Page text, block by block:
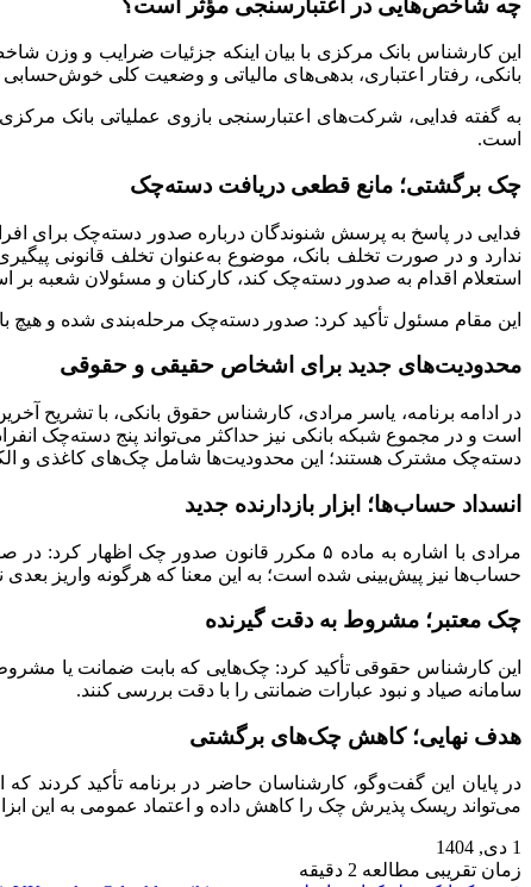
این کارشناس بانک مرکزی با بیان اینکه جزئیات ضرایب و وزن
بانکی، رفتار اعتباری، بدهی‌های مالیاتی و وضعیت کلی خوش‌حسابی
به گفته فدایی، شرکت‌های اعتبارسنجی بازوی عملیاتی بانک
است.
چک برگشتی؛ مانع قطعی دریافت دسته‌چک
فدایی در پاسخ به پرسش شنوندگان درباره صدور دسته‌چک برای
ندارد و در صورت تخلف بانک، موضوع به‌عنوان تخلف قانونی
استعلام اقدام به صدور دسته‌چک کند، کارکنان و مسئولان شعبه
این مقام مسئول تأکید کرد: صدور دسته‌چک مرحله‌بندی شده و هیچ بانکی حق ندارد برای
محدودیت‌های جدید برای اشخاص حقیقی و حقوقی
در ادامه برنامه، یاسر مرادی، کارشناس حقوق بانکی، با
دسته‌چک مشترک هستند؛ این محدودیت‌ها شامل چک‌های کاغذی و
انسداد حساب‌ها؛ ابزار بازدارنده جدید
مرادی با اشاره به ماده ۵ مکرر قانون
حساب‌ها نیز پیش‌بینی شده است؛ به این معنا که هرگونه واریز
چک معتبر؛ مشروط به دقت گیرنده
این کارشناس حقوقی تأکید کرد: چک‌هایی که بابت ضمانت یا
سامانه صیاد و نبود عبارات ضمانتی را با دقت بررسی کنند.
هدف نهایی؛ کاهش چک‌های برگشتی
در پایان این گفت‌و‌گو، کارشناسان حاضر در برنامه تأکید
می‌تواند ریسک پذیرش چک را کاهش داده و اعتماد عمومی به این
1 دی, 1404
زمان تقریبی مطالعه 2 دقیقه